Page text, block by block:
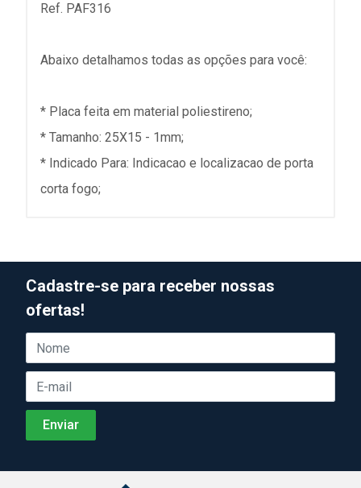
Ref. PAF316
Abaixo detalhamos todas as opções para você:
* Placa feita em material poliestireno;
* Tamanho: 25X15 - 1mm;
* Indicado Para: Indicacao e localizacao de porta
corta fogo;
Cadastre-se para receber nossas
ofertas!